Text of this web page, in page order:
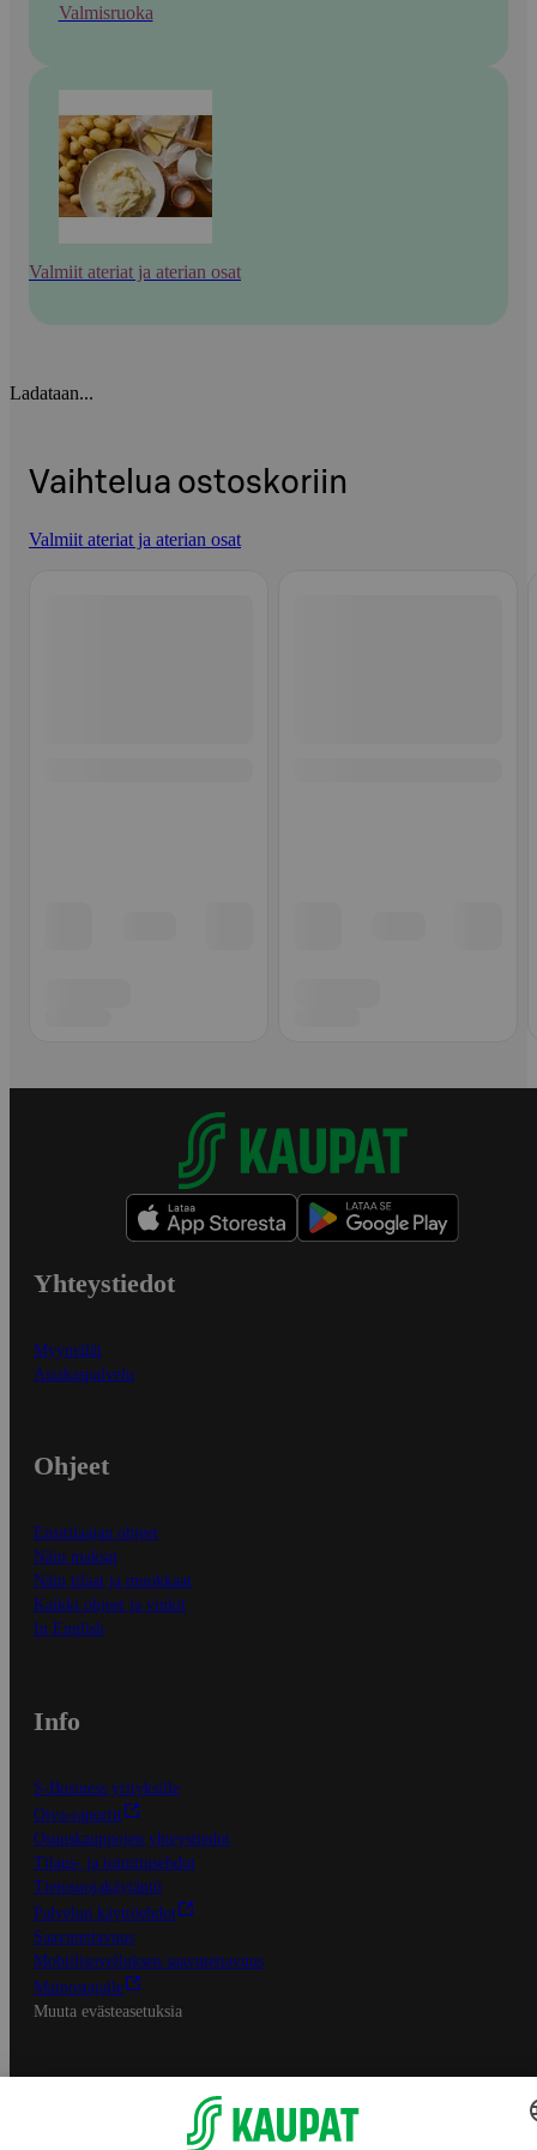
Valmisruoka
Valmiit ateriat ja aterian osat
Ladataan...
Vaihtelua ostoskoriin
Valmiit ateriat ja aterian osat
Yhteystiedot
Myymälät
Asiakaspalvelu
Ohjeet
Ensitilaajan ohjeet
Näin maksat
Näin tilaat ja muokkaat
Kaikki ohjeet ja vinkit
In English
Info
S-Business yrityksille
Oiva-raportit
Osuuskauppojen yhteystiedot
Tilaus- ja toimitusehdot
Tietosuojakäytäntö
Palvelun käyttöehdot
Saavutettavuus
Mobiilisovelluksen saavutettavuus
Mainostajalle
Muuta evästeasetuksia
S-ryhmän palvelut